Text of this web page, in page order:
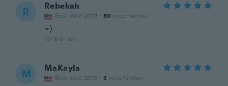
R Rebekah
Gick med 2019 · 80 recensioner
=)
för 6 år sen
M MaKayla
Gick med 2018 · 5 recensioner